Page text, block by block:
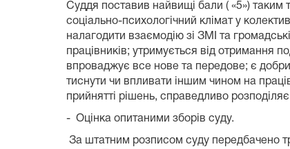
Суддя поставив найвищі бали ( «5») таким
соціально-психологічний клімат у
налагодити взаємодію зі ЗМІ та
працівників; утримується від отримання
впроваджує все нове та передове; є
тиснути чи впливати іншим чином на
прийнятті рішень, справедливо
- Оцінка
За штатним розписом суду передбачено